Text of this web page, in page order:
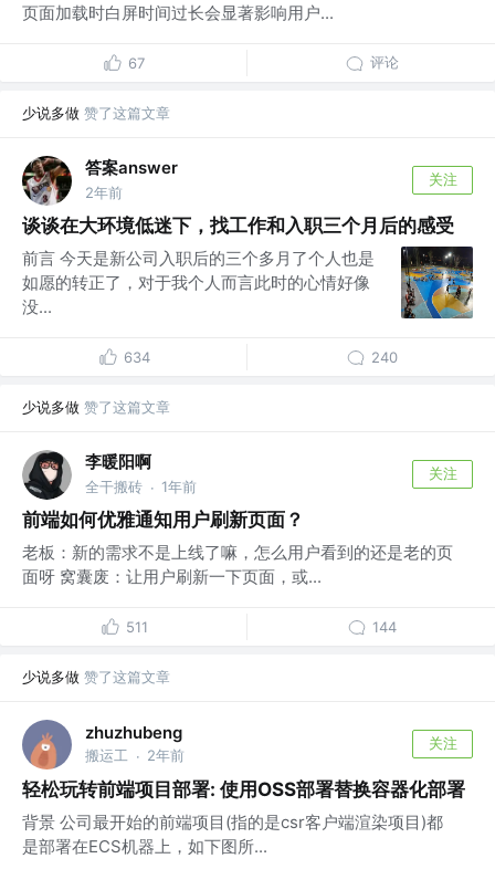
页面加载时白屏时间过长会显著影响用户...
67 评论
少说多做 赞了这篇文章
答案answer
2年前
关注
谈谈在大环境低迷下，找工作和入职三个月后的感受
前言 今天是新公司入职后的三个多月了个人也是
如愿的转正了，对于我个人而言此时的心情好像
没...
634 240
少说多做 赞了这篇文章
李暖阳啊
全干搬砖 · 1年前
关注
前端如何优雅通知用户刷新页面？
老板：新的需求不是上线了嘛，怎么用户看到的还是老的页
面呀 窝囊废：让用户刷新一下页面，或...
511 144
少说多做 赞了这篇文章
zhuzhubeng
搬运工 · 2年前
关注
轻松玩转前端项目部署: 使用OSS部署替换容器化部署
背景 公司最开始的前端项目(指的是csr客户端渲染项目)都
是部署在ECS机器上，如下图所...